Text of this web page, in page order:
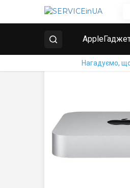
Apple
Нагадуємо,
Головна Ремонт Apple